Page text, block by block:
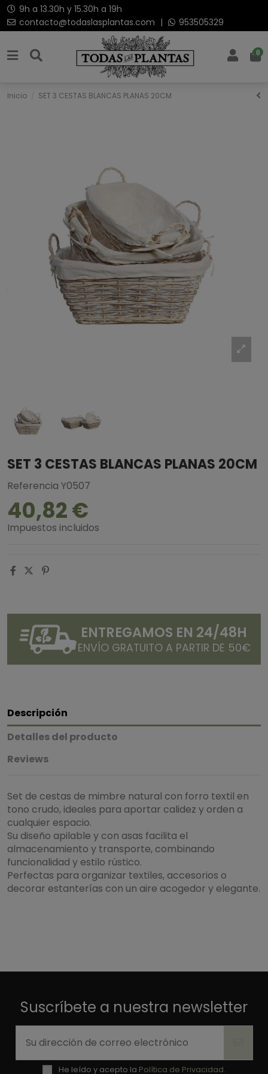
9h a 13.30h y 15.30h a 19h
contacto@todaslasplantas.com | 953505329
0
Inicio SET 3 CESTAS BLANCAS PLANAS 20CM
SET 3 CESTAS BLANCAS PLANAS 20CM
Referencia Y0507
40,82 €
Impuestos incluidos
ENTREGAMOS EN 24/48H
ENVÍO GRATUITO A PARTIR DE 50€
Descripción
Detalles del producto
Reviews
Set de cestas de mimbre natural con forro textil en
tono crudo, ideales para aportar calidez y orden a
cualquier espacio.
Su diseño apilable y con asas facilita el
almacenamiento y transporte, combinando
funcionalidad y estilo rústico.
Perfectas para organizar textiles, accesorios o
decorar estanterías con un aire acogedor y elegante.
Suscríbete a nuestra newsletter
He leído y acepto la Política de Privacidad.